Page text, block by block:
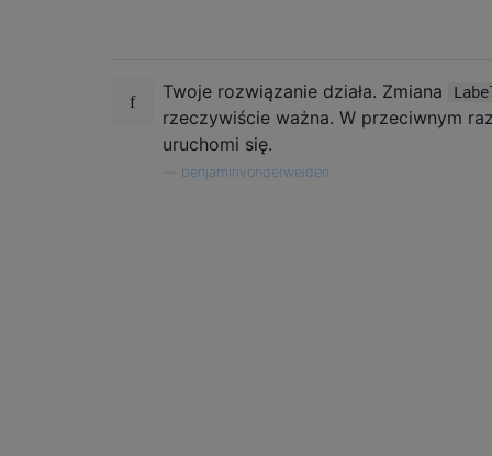
Twoje rozwiązanie działa. Zmiana
rzeczywiście ważna. W przeciwnym
uruchomi się.
benjaminvonderweiden